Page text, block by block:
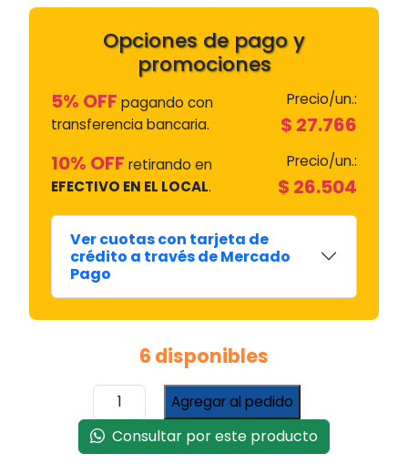
Opciones de pago y
promociones
5% OFF pagando con
transferencia bancaria.
Precio/un.:
$ 27.766
10% OFF retirando en
EFECTIVO EN EL LOCAL.
Precio/un.:
$ 26.504
Ver cuotas con tarjeta de
crédito a través de Mercado
Pago
6 disponibles
Estante
Rejilla
Extensible
para
Agregar al pedido
Consultar por este producto